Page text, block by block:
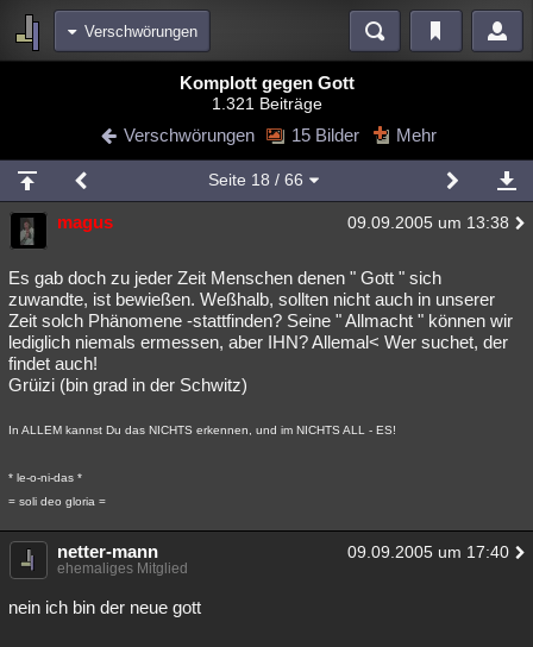
Verschwörungen
Blogs Videos
Chat Wiki Neuigkeiten
meine Rubriken
Menschen Mystery Kriminalfälle
Spiritualität Verschwörungen Technologie Ufologie
Natur Umfragen Unterhaltung
weitere Rubriken
Philosophie Träume Orte
Astronomie Helpdesk Gruppen Gaming
Musik
Besucht Teilgenommen Geschlossen
Lesenswert Schlüsselwörter
Komplott gegen Gott
1.321 Beiträge
Verschwörungen 15 Bilder Mehr
Seite 18 / 66
magus 09.09.2005 um 13:38
Es gab doch zu jeder Zeit Menschen denen " Gott " sich
zuwandte, ist bewießen. Weßhalb, sollten nicht auch in unserer
Zeit solch Phänomene -stattfinden? Seine " Allmacht " können wir
lediglich niemals ermessen, aber IHN? Allemal< Wer suchet, der
findet auch!
Grüizi (bin grad in der Schwitz)
In ALLEM kannst Du das NICHTS erkennen, und im NICHTS ALL - ES!
* le-o-ni-das *
= soli deo gloria =
netter-mann 09.09.2005 um 17:40
ehemaliges Mitglied
nein ich bin der neue gott